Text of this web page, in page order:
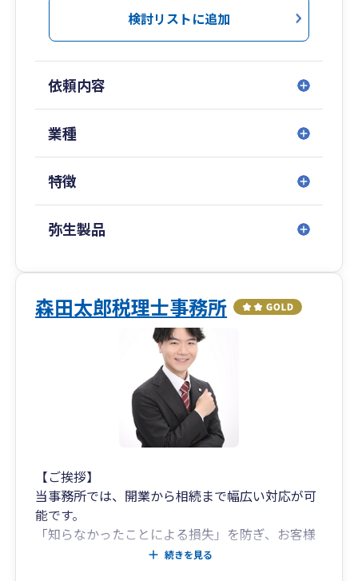
提案など、検討事項はとても多くあります。
経験豊富な税務担当者のご提案・情報提供で、
◆ZOOM会議、IT、エクセル、パソコン操作にも
慣れていますし、「弥生ドライブ」を活用してリ
弥生会計から会計データを加工し、経営者が見
たい数値をご提供することで、経理面で会社経営
判断のお手伝いをさせて頂きます。
広くサポートできる体制です。
◆口座連携（記帳代行ツール）により、銀行口
座・クレジットカード・などをＡＰＩ連携で弥生
会計へ取込できるようお手伝いします。
これにより、ほぼリアルタイムで全口座の残高
が把握でき、売上の入金確認や、資金繰りで銀行
融資をどのように返済していくかなどの判断に役
また、口座取引の仕訳が半自動で進みますので
業務効率や通帳コピーの郵送などの手間が軽減さ
れます。ぜひご利用してください。
◆創業40年 顧問先法人数1,000社 経験豊富な
検討リストに追加
依頼内容
業種
特徴
弥生製品
森田太郎税理士事務所
【ご挨拶】
当事務所では、開業から相続まで幅広い対応が可
能です。
「知らなかったことによる損失」を防ぎ、お客様
が本業に集中できるよう新しい情報を分かりやす
続きを見る